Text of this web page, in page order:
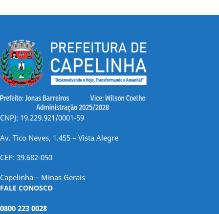
CNPJ: 19.229.921/0001-59
Av. Tico Neves, 1.455 – Vista Alegre
CEP: 39.682-050
Capelinha – Minas Gerais
FALE CONOSCO
0800 223 0028